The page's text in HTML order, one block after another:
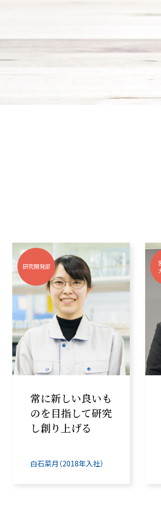
営業本部
大阪支店
「霧島酒造」「霧島
焼酎」のファンを
つくる
中山拓海（2016年入社）